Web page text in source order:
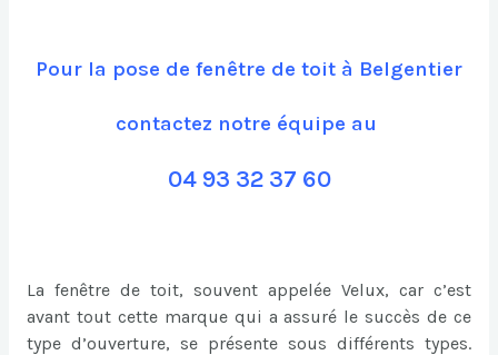
Pour la pose de fenêtre de toit à Belgentier
contactez notre équipe au
04 93 32 37 60
La fenêtre de toit, souvent appelée Velux, car c’est
avant tout cette marque qui a assuré le succès de ce
type d’ouverture, se présente sous différents types.